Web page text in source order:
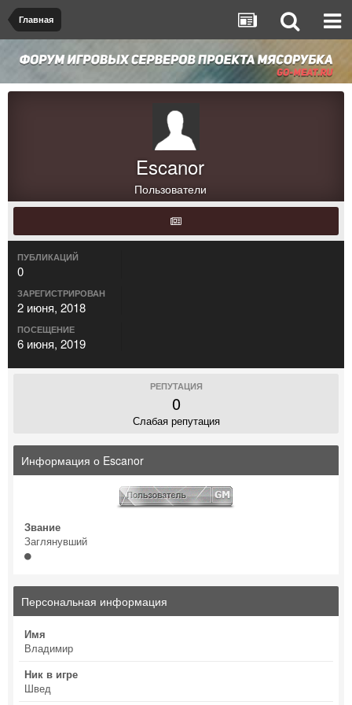
Главная
Escanor
Пользователи
ПУБЛИКАЦИЙ
0
ЗАРЕГИСТРИРОВАН
2 июня, 2018
ПОСЕЩЕНИЕ
6 июня, 2019
РЕПУТАЦИЯ
0
Слабая репутация
Информация о Escanor
Звание
Заглянувший
Персональная информация
Имя
Владимир
Ник в игре
Швед